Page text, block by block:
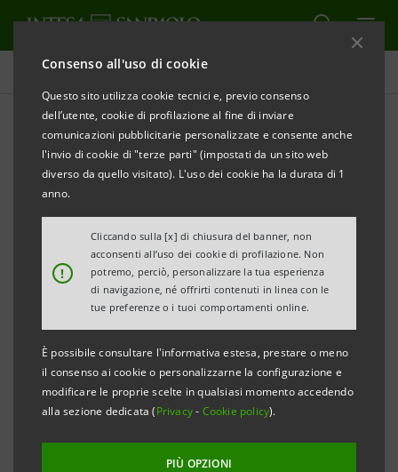
Consenso all'uso di cookie
Questo sito utilizza cookie tecnici e, previo consenso
dell’utente, cookie di profilazione al fine di inviare
comunicazioni pubblicitarie personalizzate e consente anche
l'invio di cookie di "terze parti" (impostati da un sito web
diverso da quello visitato). L'uso dei cookie ha la durata di 1
anno.
!
Cliccando sulla [x] di chiusura del banner, non
acconsenti all’uso dei cookie di profilazione. Non
potremo, perciò, personalizzare la tua esperienza
di navigazione, né offrirti contenuti in linea con le
tue preferenze o i tuoi comportamenti online.
È possibile consultare l'informativa estesa, prestare o meno
il consenso ai cookie o personalizzarne la configurazione e
modificare le proprie scelte in qualsiasi momento accedendo
alla sezione dedicata (Privacy- Cookie policy).
PIÙ OPZIONI
Comunicati stampa
STAMPA AGGIORNA
COMUNICATO STAMPA
un prestito obbligazionario di Euro 1,3 miliardi
sottoscritto pro-quota dai suoi soci. I relativi proventi
sono stati utilizzati per rimborsare integralmente il
finanziamento ponte di Euro 0,9 miliardi circa erogato
dai soci Telefonica, Intesa Sanpaolo e Mediobanca
nonché il finanziamento bancario ponte di Euro 0,4
miliardi circa erogato da Intesa Sanpaolo e
Mediobanca. Il debito bancario della società si riduce
pertanto ad Euro 2,1 miliardi.